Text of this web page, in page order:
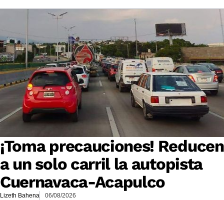
¡Toma precauciones! Reducen
a un solo carril la autopista
Cuernavaca-Acapulco
Lizeth Bahena 06/08/2026